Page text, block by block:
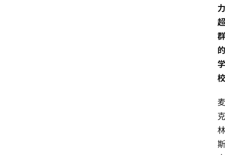
力
超
群
的
学
校
麦
克
林
斯